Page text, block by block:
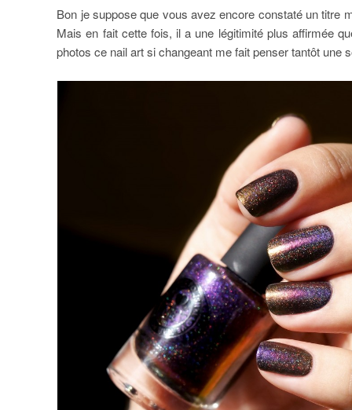
Bon je suppose que vous avez encore constaté un
Mais en fait cette fois, il a une légitimité plus affirmée
photos ce nail art si changeant me fait penser tantôt une